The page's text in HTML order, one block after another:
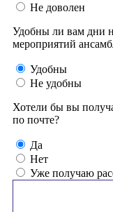
Не доволен
Удобны ли вам дни
мероприятий
Удобны
Не удобны
Хотели бы вы
по почте?
Да
Нет
Уже получаю